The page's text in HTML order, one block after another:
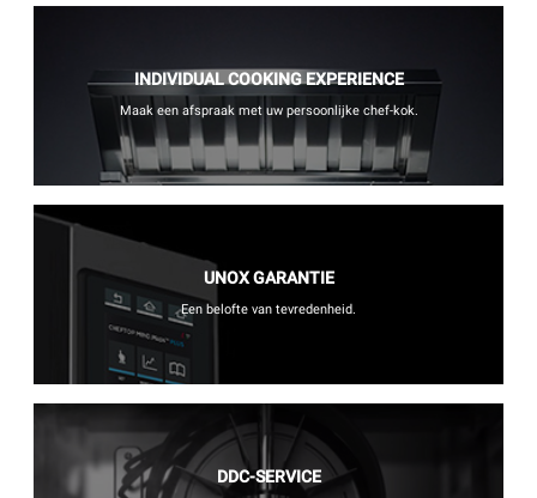
INDIVIDUAL COOKING EXPERIENCE
Maak een afspraak met uw persoonlijke chef-kok.
UNOX GARANTIE
Een belofte van tevredenheid.
DDC-SERVICE